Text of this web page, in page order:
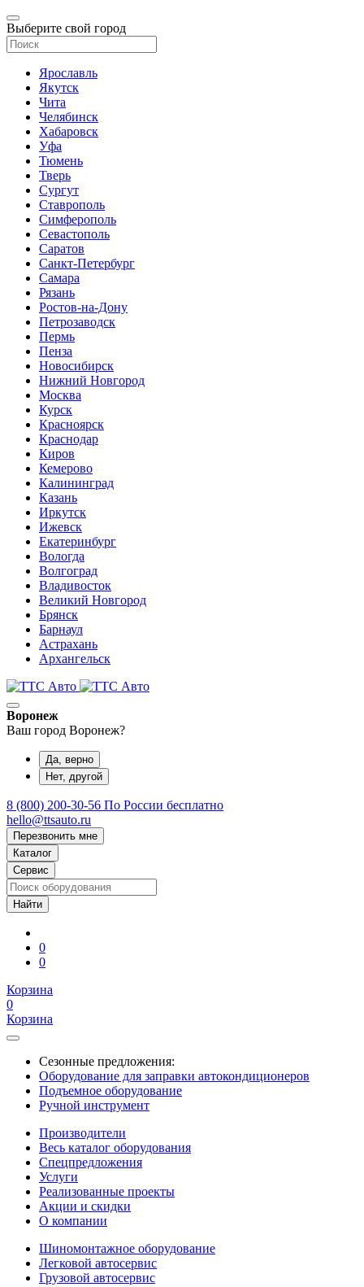
Выберите свой город
Ярославль
Якутск
Чита
Челябинск
Хабаровск
Уфа
Тюмень
Тверь
Сургут
Ставрополь
Симферополь
Севастополь
Саратов
Санкт-Петербург
Самара
Рязань
Ростов-на-Дону
Петрозаводск
Пермь
Пенза
Новосибирск
Нижний Новгород
Москва
Курск
Красноярск
Краснодар
Киров
Кемерово
Калининград
Казань
Иркутск
Ижевск
Екатеринбург
Вологда
Волгоград
Владивосток
Великий Новгород
Брянск
Барнаул
Астрахань
Архангельск
Воронеж
Ваш город Воронеж?
Да, верно
Нет, другой
8 (800) 200-30-56 По России бесплатно
hello@ttsauto.ru
Перезвонить мне
Каталог
Сервис
0
0
Корзина
0
Корзина
Сезонные предложения:
Оборудование для заправки автокондиционеров
Подъемное оборудование
Ручной инструмент
Производители
Весь каталог оборудования
Спецпредложения
Услуги
Реализованные проекты
Акции и скидки
О компании
Шиномонтажное оборудование
Легковой автосервис
Грузовой автосервис